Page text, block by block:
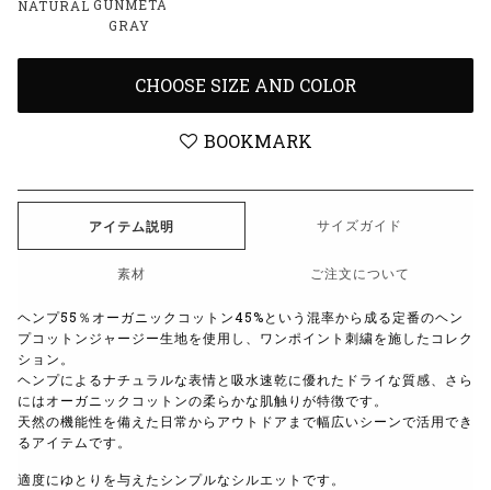
NATURAL GUNMETAL
GRAY
CHOOSE SIZE AND COLOR
BOOKMARK
アイテム説明 サイズガイド
素材 ご注文について
ヘンプ55％オーガニックコットン45%という混率から成る定番のヘン
プコットンジャージー生地を使用し、ワンポイント刺繍を施したコレク
ション。
ヘンプによるナチュラルな表情と吸水速乾に優れたドライな質感、さら
にはオーガニックコットンの柔らかな肌触りが特徴です。
天然の機能性を備えた日常からアウトドアまで幅広いシーンで活用でき
るアイテムです。
適度にゆとりを与えたシンプルなシルエットです。